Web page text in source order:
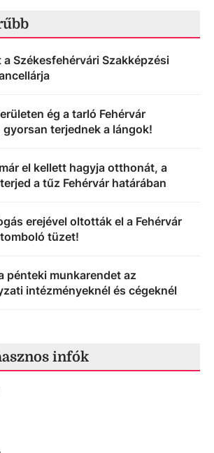
Székesfehérvári Szakképzési
ég a tarló Fehérvár
gyorsan terjednek a lángok!
el kellett hagyja otthonát, a
a tűz Fehérvár határában
erejével oltották el a Fehérvár
tüzet!
pénteki munkarendet az
intézményeknél és cégeknél
infók